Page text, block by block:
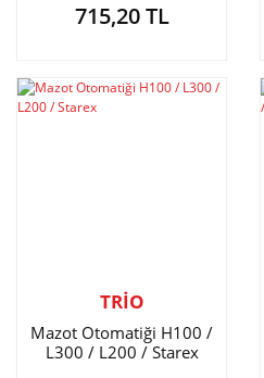
715,20 TL
TRİO
Mazot Otomatiği H100 /
L300 / L200 / Starex